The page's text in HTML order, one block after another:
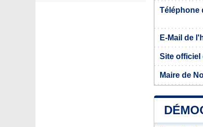
Téléphone
E-Mail de
Site officiel
Maire de